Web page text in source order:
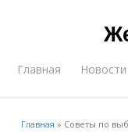
Главная Новости
Главная » Советы по